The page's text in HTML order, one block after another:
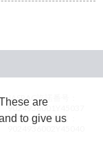
JASRAC許諾番号：
9024936001Y45037
JASRAC許諾番号：
are
to give us